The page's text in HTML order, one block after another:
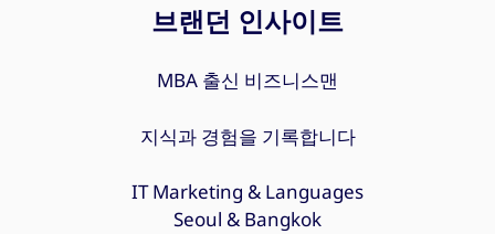
브랜던 인사이트
MBA 출신 비즈니스맨
지식과 경험을 기록합니다
IT Marketing & Languages
Seoul & Bangkok